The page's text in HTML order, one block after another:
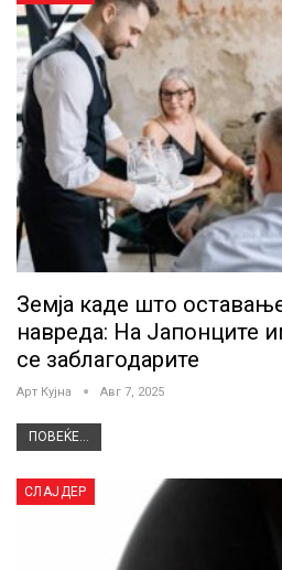
Земја каде што
навреда: На Јапонците
се заблагодарите
Арт Кујна Авг 7, 2025
ПОВЕЌЕ...
СЛАЈДЕР